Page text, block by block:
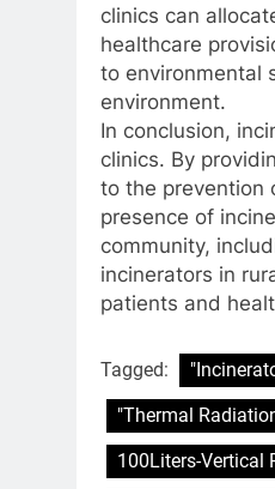
clinics can
healthcare
to environmental
environment.
In conclusion,
clinics. By
to the prevention
presence of
community,
incinerators in
patients and
Tagged:
"Thermal
100Liters-Vertical